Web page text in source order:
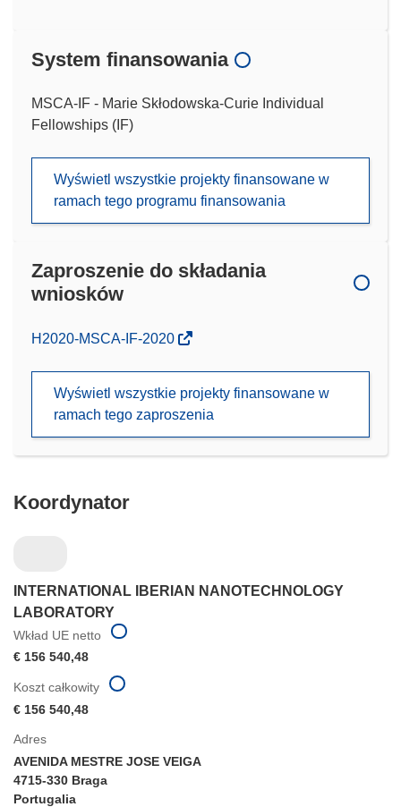
System finansowania
MSCA-IF - Marie Skłodowska-Curie Individual
Fellowships (IF)
Wyświetl wszystkie projekty finansowane w
ramach tego programu finansowania
Zaproszenie do składania
wniosków
(odnośnik
nowym
H2020-MSCA-IF-2020
Wyświetl wszystkie projekty finansowane w
ramach tego zaproszenia
Koordynator
INTERNATIONAL IBERIAN NANOTECHNOLOGY
LABORATORY
Wkład UE netto
€ 156 540,48
Adres
AVENIDA MESTRE JOSE VEIGA
4715-330 Braga
Portugalia
Koszt całkowity
€ 156 540,48